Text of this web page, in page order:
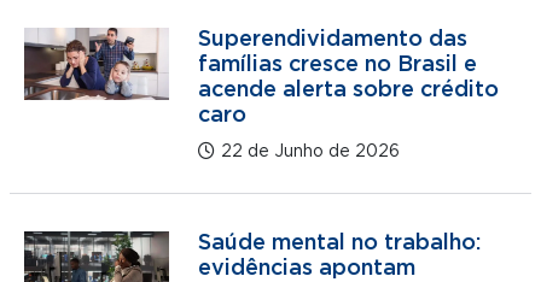
Superendividamento das
famílias cresce no Brasil e
acende alerta sobre crédito
caro
22 de Junho de 2026
Saúde mental no trabalho:
evidências apontam